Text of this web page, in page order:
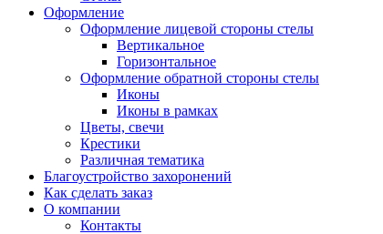
Оформление
Оформление лицевой стороны стелы
Вертикальное
Горизонтальное
Оформление обратной стороны стелы
Иконы
Иконы в рамках
Цветы, свечи
Крестики
Различная тематика
Благоустройство захоронений
Как сделать заказ
О компании
Контакты